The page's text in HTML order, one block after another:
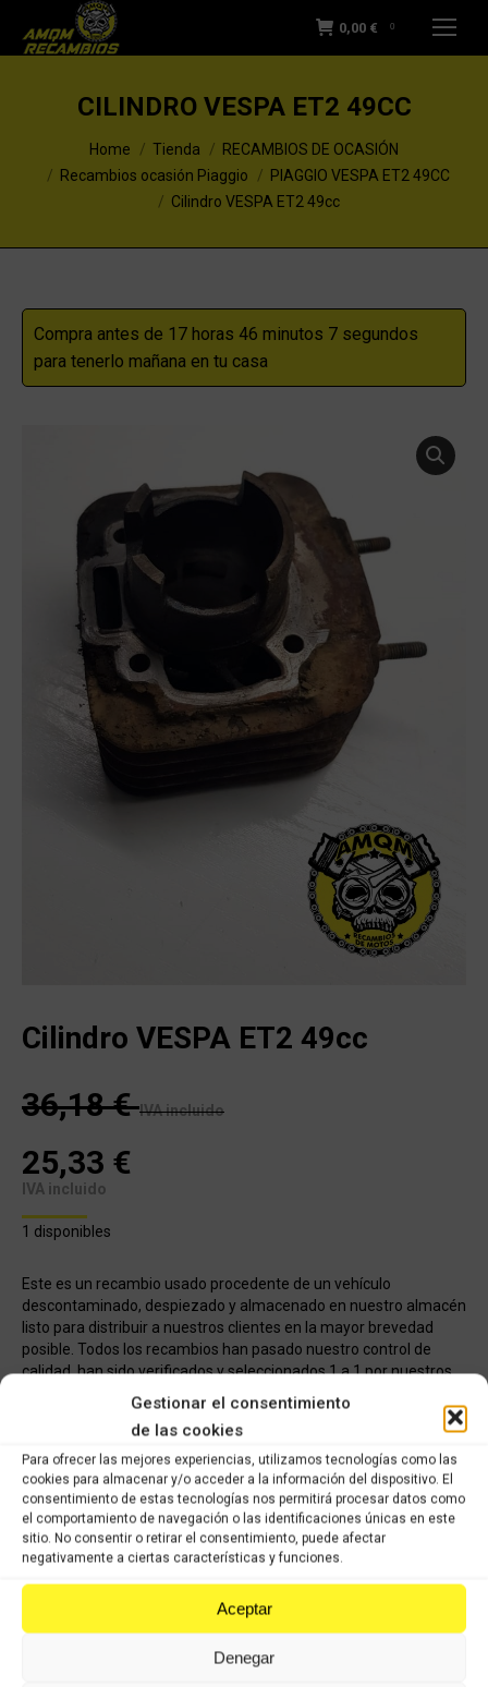
Gestionar el consentimiento
de las cookies
Para ofrecer las mejores experiencias, utilizamos tecnologías como las
cookies para almacenar y/o acceder a la información del dispositivo. El
consentimiento de estas tecnologías nos permitirá procesar datos como
el comportamiento de navegación o las identificaciones únicas en este
sitio. No consentir o retirar el consentimiento, puede afectar
negativamente a ciertas características y funciones.
Aceptar
Denegar
0,00 € 0
CILINDRO VESPA ET2 49CC
You are here:Home Tienda
RECAMBIOS DE OCASIÓN
Recambios ocasión Piaggio
PIAGGIO VESPA ET2 49CC
Cilindro VESPA ET2 49cc
Compra antes de 17 horas 46 minutos 6 segundos
para tenerlo mañana en tu casa
Cilindro VESPA ET2 49cc
36,18€ IVA incluido
25,33 €
IVA incluido
1 disponibles
Este es un recambio usado procedente de un vehículo
descontaminado, despiezado y almacenado en nuestro almacén
listo para distribuir a nuestros clientes en la mayor brevedad
posible. Todos los recambios han pasado nuestro control de
calidad, han sido verificados y seleccionados 1 a 1 por nuestros
operarios para servir un producto con garantía
COMPRAR
Categorías:Recambios ocasión Piaggio,PIAGGIO VESPA ET2 49CC
Share this product
Share
Share
Share
Share
on